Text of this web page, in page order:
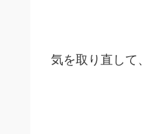
気を取り直して